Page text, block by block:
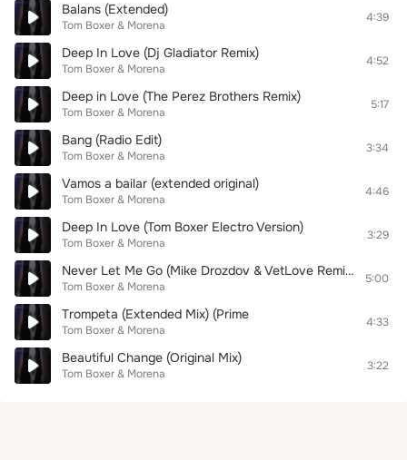
Balans (Extended)
Tom Boxer & Morena
4:39
Deep In Love (Dj Gladiator Remix)
Tom Boxer & Morena
4:52
Deep in Love (The Perez Brothers Remix)
Tom Boxer & Morena
5:17
Bang (Radio Edit)
Tom Boxer & Morena
3:34
Vamos a bailar (extended original)
Tom Boxer & Morena
4:46
Deep In Love (Tom Boxer Electro Version)
Tom Boxer & Morena
3:29
Never Let Me Go (Mike Drozdov & VetLove Remix)
Tom Boxer & Morena
5:00
Trompeta (Extended Mix) (Prime
Tom Boxer & Morena
4:33
Beautiful Change (Original Mix)
Tom Boxer & Morena
3:22